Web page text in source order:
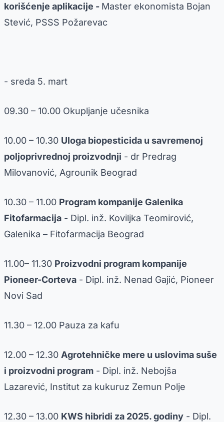
korišćenje aplikacije - Master ekonomista Bojan
Stević, PSSS Požarevac
- sreda 5. mart
09.30 – 10.00 Okupljanje učesnika
10.00 – 10.30 Uloga biopesticida u savremenoj
poljoprivrednoj proizvodnji - dr Predrag
Milovanović, Agrounik Beograd
10.30 – 11.00 Program kompanije Galenika
Fitofarmacija - Dipl. inž. Koviljka Teomirović,
Galenika – Fitofarmacija Beograd
11.00– 11.30 Proizvodni program kompanije
Pioneer-Corteva - Dipl. inž. Nenad Gajić, Pioneer
Novi Sad
11.30 – 12.00 Pauza za kafu
12.00 – 12.30 Agrotehničke mere u uslovima suše
i proizvodni program - Dipl. inž. Nebojša
Lazarević, Institut za kukuruz Zemun Polje
12.30 – 13.00 KWS hibridi za 2025. godiny - Dipl.